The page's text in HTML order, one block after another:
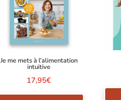
Je me mets à l’alimentation
intuitive
17,95€